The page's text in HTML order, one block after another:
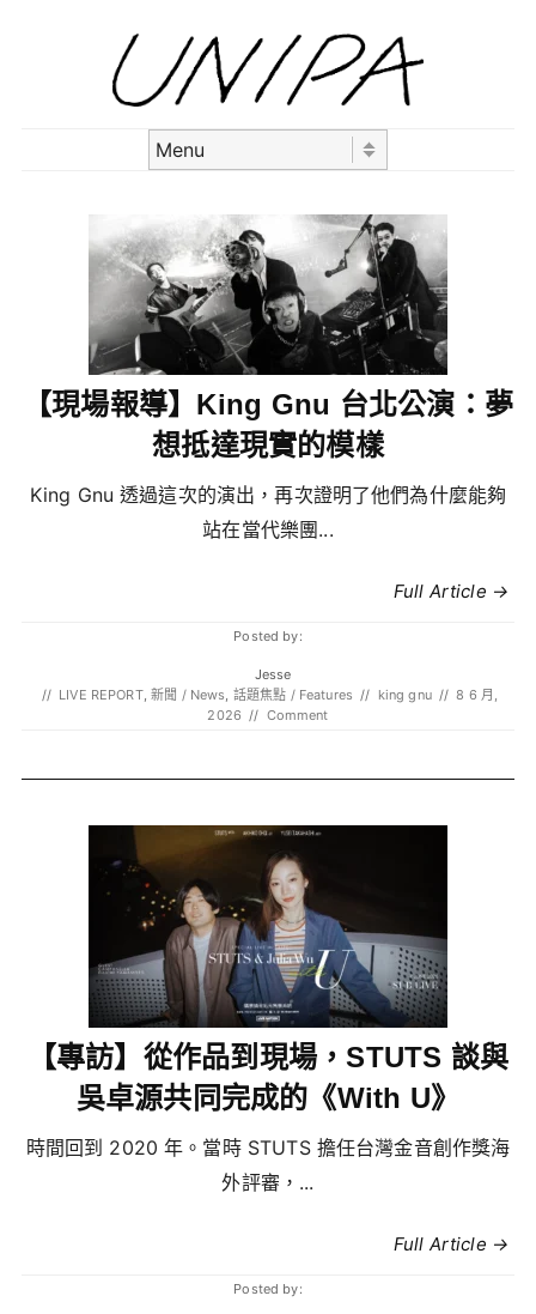
【現場報導】King Gnu 台北公演：夢
想抵達現實的模樣
King Gnu 透過這次的演出，再次證明了他們為什麼能夠
站在當代樂團...
Full Article →
Posted by:
Jesse
// LIVE REPORT,新聞 / News, 話題焦點 / Features // king gnu // 8 6 月,
2026 // Comment
【專訪】從作品到現場，STUTS 談與
吳卓源共同完成的《With U》
時間回到 2020 年。當時 STUTS 擔任台灣金音創作獎海
外評審，...
Full Article →
Posted by: